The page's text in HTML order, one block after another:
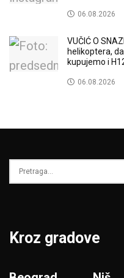
06.08.2026
VUČIĆ O
helikoptera,
kupujemo i
06.08.2026
Kroz gradove